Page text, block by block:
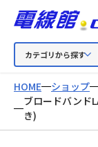
カテゴリから探す
HOME ショップ
ブロードバンド
き)